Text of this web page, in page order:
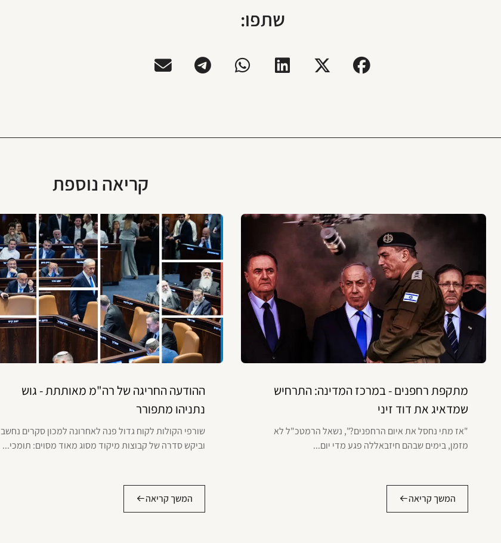
שתפו:
קריאה נוספת
מתקפת רחפנים - במרכז המדינה: התרחיש
שמדאיג את דוד זיני
"אז מתי נחסל את איום הרחפנים?", נשאל הרמטכ"ל לא
מזמן, בימים שבהם חיזבאללה פגע מדי יום...
המשך קריאה
ההודעה החריגה של רה"מ מאותתת - גוש
נתניהו מתפורר
שורפי הקולות לקוח גדול פנה לאחרונה למכון סקרים נחשב
וביקש סדרה של קבוצות מיקוד מסוג מאוד מסוים: תומכי...
המשך קריאה